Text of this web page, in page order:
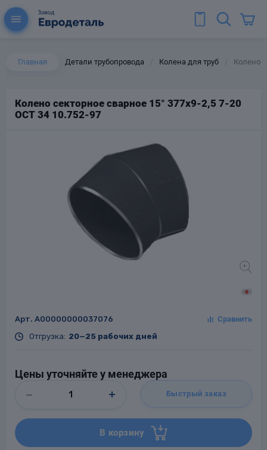
Главная Детали трубопровода Колена для труб Колено
Колено секторное сварное 15° 377х9-2,5 7-20
ОСТ 34 10.752-97
Арт. A00000000037076
Отгрузка: 20—25 рабочих дней
Цены уточняйте у менеджера
Быстрый заказ
В корзину
для труб
Тройники стальные
для
Фланцы стальные